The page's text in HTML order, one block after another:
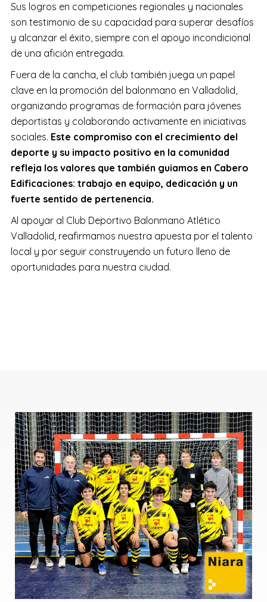
Sus logros en competiciones regionales y nacionales
son testimonio de su capacidad para superar desafíos
y alcanzar el éxito, siempre con el apoyo incondicional
de una afición entregada.
Fuera de la cancha, el club también juega un papel
clave en la promoción del balonmano en Valladolid,
organizando programas de formación para jóvenes
deportistas y colaborando activamente en iniciativas
sociales. Este compromiso con el crecimiento del
deporte y su impacto positivo en la comunidad
refleja los valores que también guiamos en Cabero
Edificaciones: trabajo en equipo, dedicación y un
fuerte sentido de pertenencia.
Al apoyar al Club Deportivo Balonmano Atlético
Valladolid, reafirmamos nuestra apuesta por el talento
local y por seguir construyendo un futuro lleno de
oportunidades para nuestra ciudad.